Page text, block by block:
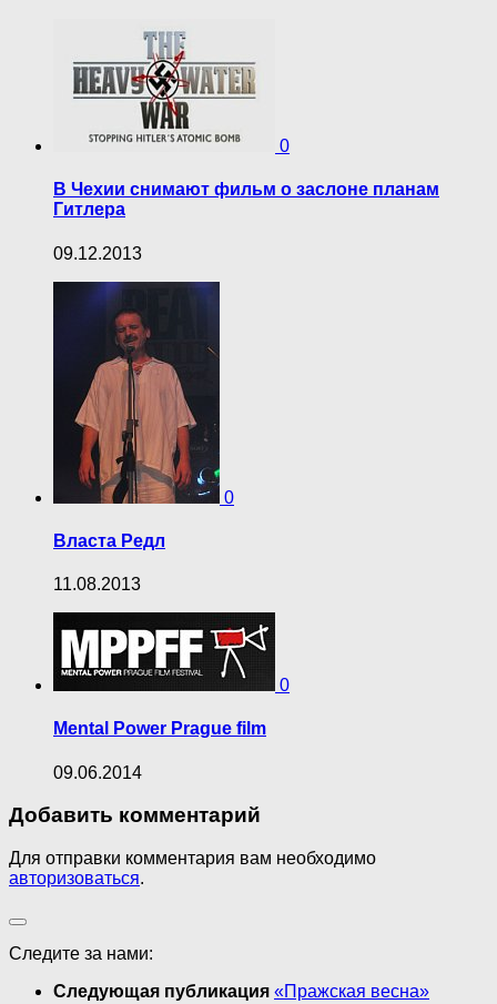
0
В Чехии снимают фильм о заслоне планам
Гитлера
09.12.2013
0
Власта Редл
11.08.2013
0
Mental Power Prague film
09.06.2014
Добавить комментарий
Для отправки комментария вам необходимо
авторизоваться.
Следите за нами:
Следующая публикация «Пражская весна»